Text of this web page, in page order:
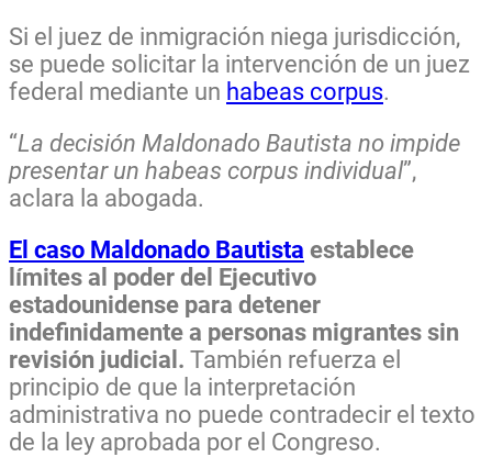
Si el juez de inmigración niega jurisdicción,
se puede solicitar la intervención de un juez
federal mediante un habeas corpus.
“La decisión Maldonado Bautista no impide
presentar un habeas corpus individual”,
aclara la abogada.
El caso Maldonado Bautista establece
límites al poder del Ejecutivo
estadounidense para detener
indefinidamente a personas migrantes sin
revisión judicial. También refuerza el
principio de que la interpretación
administrativa no puede contradecir el texto
de la ley aprobada por el Congreso.